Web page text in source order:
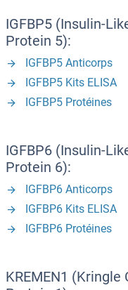
IGFBP5 (Insulin-
Protein 5):
IGFBP5 Anticorps
IGFBP5 Kits ELISA
IGFBP5 Protéines
IGFBP6 (Insulin-
Protein 6):
IGFBP6 Anticorps
IGFBP6 Kits ELISA
IGFBP6 Protéines
KREMEN1